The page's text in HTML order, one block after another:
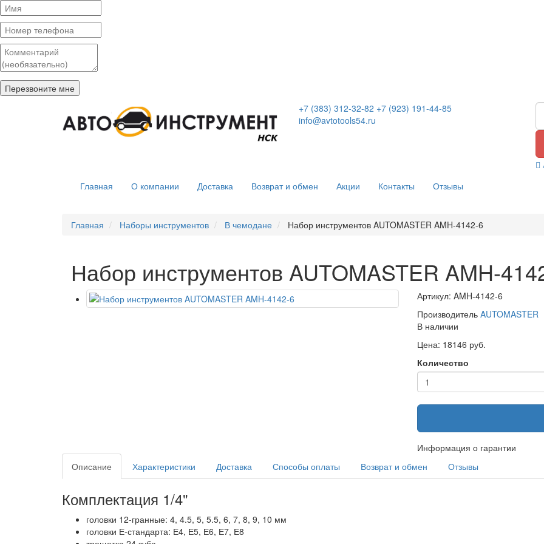
+7 (383) 312-32-82 +7 (923) 191-44-85
info@avtotools54.ru
Главная
О компании Доставка Возврат и обмен Акции Контакты Отзывы
Главная Наборы инструментов В чемодане Набор инструментов AUTOMASTER AMH-4142-6
Набор инструментов AUTOMASTER AMH-
Артикул: AMH-4142-6
Производитель AUTOMASTER
В наличии
Цена: 18146 руб.
Количество
Информация о гарантии
Описание
Характеристики Доставка Способы оплаты Возврат и обмен Отзывы
Комплектация 1/4"
головки 12-гранные: 4, 4.5, 5, 5.5, 6, 7, 8, 9, 10 мм
головки Е-стандарта: Е4, Е5, Е6, Е7, Е8